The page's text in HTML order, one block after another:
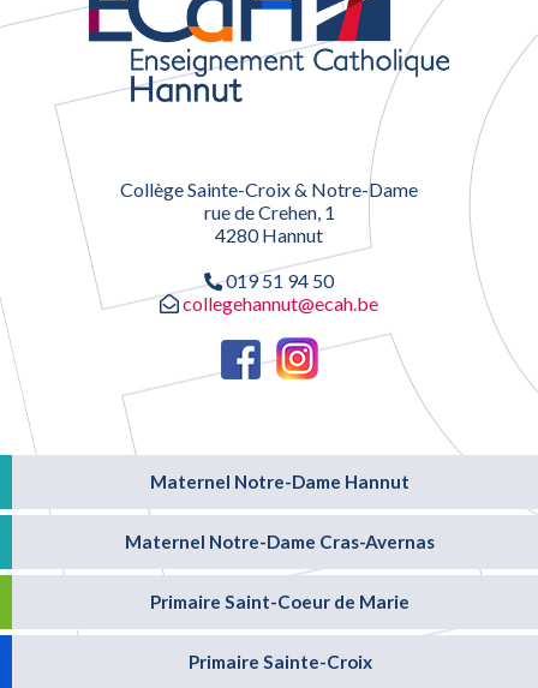
Collège Sainte-Croix & Notre-Dame
rue de Crehen, 1
4280 Hannut
019 51 94 50
collegehannut@ecah.be
Maternel Notre-Dame Hannut
Maternel Notre-Dame Cras-Avernas
Primaire Saint-Coeur de Marie
Primaire Sainte-Croix